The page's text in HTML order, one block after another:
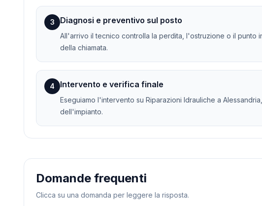
3 Diagnosi e preventivo sul posto
All'arrivo il tecnico controlla la perdita, l'ostruzione o il punto
della chiamata.
4 Intervento e verifica finale
Eseguiamo l'intervento su Riparazioni Idrauliche a
dell'impianto.
Domande frequenti
Clicca su una domanda per leggere la risposta.